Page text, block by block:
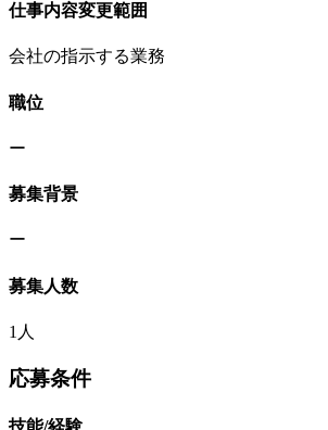
仕事内容変更範囲
会社の指示する業務
職位
ー
募集背景
ー
募集人数
1人
応募条件
技能/経験